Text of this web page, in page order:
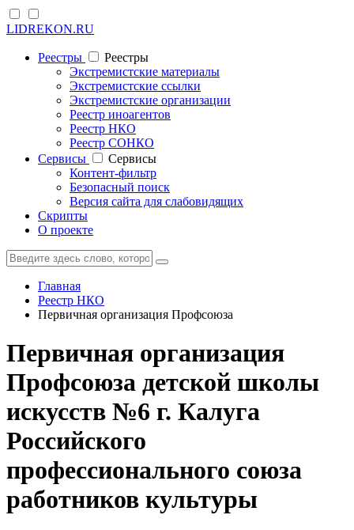
LIDREKON.RU
Реестры
Реестры
Экстремистские материалы
Экстремистские ссылки
Экстремистские организации
Реестр иноагентов
Реестр НКО
Реестр СОНКО
Cервисы
Cервисы
Контент-фильтр
Безопасный поиск
Версия сайта для слабовидящих
Скрипты
О проекте
Главная
Реестр НКО
Первичная организация Профсоюза
Первичная организация
Профсоюза детской школы
искусств №6 г. Калуга
Российского
профессионального союза
работников культуры